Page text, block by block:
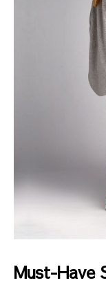
Must-Have